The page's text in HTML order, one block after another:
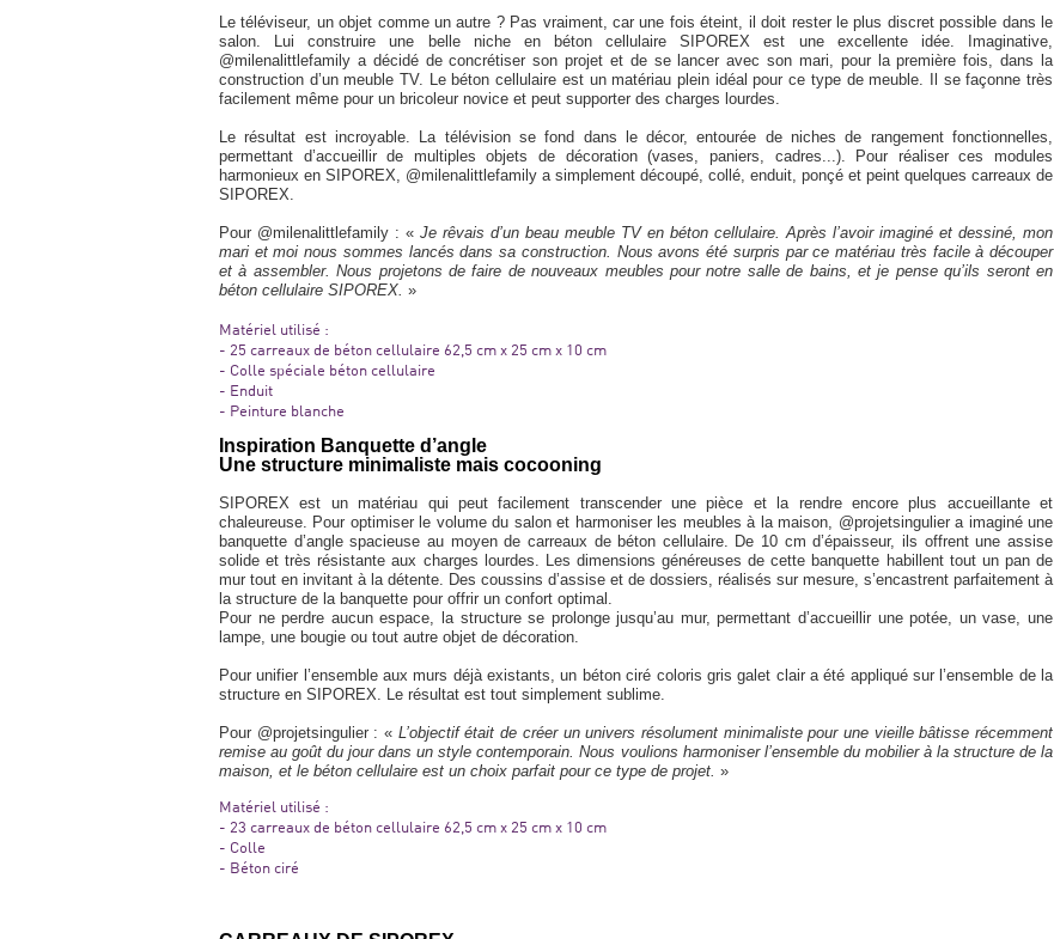
Le téléviseur, un objet comme un autre ? Pas vraiment, car une fois éteint, il doit rester le plus discret possible dans le
salon. Lui construire une belle niche en béton cellulaire SIPOREX est une excellente idée. Imaginative,
@milenalittlefamily a décidé de concrétiser son projet et de se lancer avec son mari, pour la première fois, dans la
construction d’un meuble TV. Le béton cellulaire est un matériau plein idéal pour ce type de meuble. Il se façonne très
facilement même pour un bricoleur novice et peut supporter des charges lourdes.
Le résultat est incroyable. La télévision se fond dans le décor, entourée de niches de rangement fonctionnelles,
permettant d’accueillir de multiples objets de décoration (vases, paniers, cadres...). Pour réaliser ces modules
harmonieux en SIPOREX, @milenalittlefamily a simplement découpé, collé, enduit, ponçé et peint quelques carreaux de
SIPOREX.
Pour @milenalittlefamily : « Je rêvais d’un beau meuble TV en béton cellulaire. Après l’avoir imaginé et dessiné, mon
mari et moi nous sommes lancés dans sa construction. Nous avons été surpris par ce matériau très facile à découper
et à assembler. Nous projetons de faire de nouveaux meubles pour notre salle de bains, et je pense qu’ils seront en
béton cellulaire SIPOREX. »
Matériel utilisé :
- 25 carreaux de béton cellulaire 62,5 cm x 25 cm x 10 cm
- Colle spéciale béton cellulaire
- Enduit
- Peinture blanche
Inspiration Banquette d’angle
Une structure minimaliste mais cocooning
SIPOREX est un matériau qui peut facilement transcender une pièce et la rendre encore plus accueillante et
chaleureuse. Pour optimiser le volume du salon et harmoniser les meubles à la maison, @projetsingulier a imaginé une
banquette d’angle spacieuse au moyen de carreaux de béton cellulaire. De 10 cm d’épaisseur, ils offrent une assise
solide et très résistante aux charges lourdes. Les dimensions généreuses de cette banquette habillent tout un pan de
mur tout en invitant à la détente. Des coussins d’assise et de dossiers, réalisés sur mesure, s’encastrent parfaitement à
la structure de la banquette pour offrir un confort optimal.
Pour ne perdre aucun espace, la structure se prolonge jusqu’au mur, permettant d’accueillir une potée, un vase, une
lampe, une bougie ou tout autre objet de décoration.
Pour unifier l’ensemble aux murs déjà existants, un béton ciré coloris gris galet clair a été appliqué sur l’ensemble de la
structure en SIPOREX. Le résultat est tout simplement sublime.
Pour @projetsingulier : « L’objectif était de créer un univers résolument minimaliste pour une vieille bâtisse récemment
remise au goût du jour dans un style contemporain. Nous voulions harmoniser l’ensemble du mobilier à la structure de la
maison, et le béton cellulaire est un choix parfait pour ce type de projet. »
Matériel utilisé :
- 23 carreaux de béton cellulaire 62,5 cm x 25 cm x 10 cm
- Colle
- Béton ciré